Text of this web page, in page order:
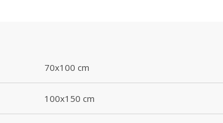
70x100 cm
100x150 cm